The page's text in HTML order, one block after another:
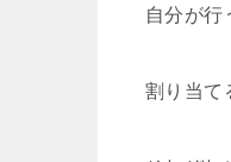
自分が行
割り当て